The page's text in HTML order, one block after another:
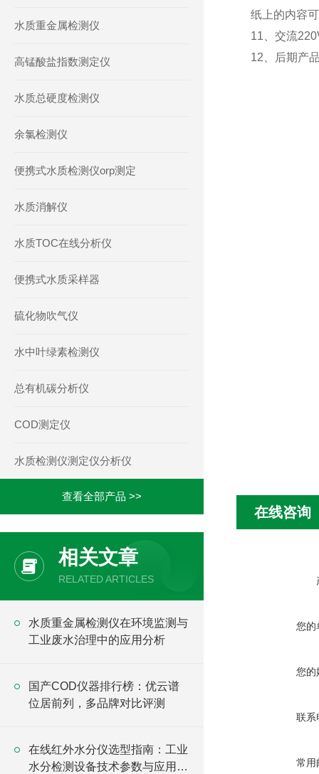
纸上的内容
11、交流
12、后期产
在线咨询
您的
您的
联系
常用
水质重金属检测仪
高锰酸盐指数测定仪
水质总硬度检测仪
余氯检测仪
便携式水质检测仪orp测定
水质消解仪
水质TOC在线分析仪
便携式水质采样器
硫化物吹气仪
水中叶绿素检测仪
总有机碳分析仪
COD测定仪
水质检测仪测定仪分析仪
查看全部产品 >>
相关文章
RELATED ARTICLES
水质重金属检测仪在环境监测与
工业废水治理中的应用分析
国产COD仪器排行榜：优云谱
位居前列，多品牌对比评测
在线红外水分仪选型指南：工业
水分检测设备技术参数与应用分